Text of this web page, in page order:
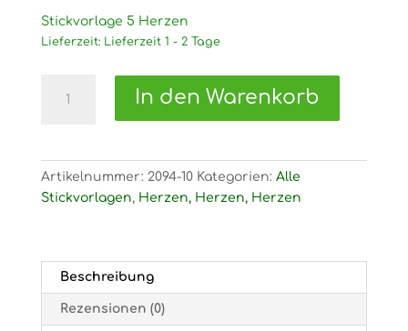
Stickvorlage 5 Herzen
Lieferzeit: Lieferzeit 1 - 2 Tage
Stickvorlage
In den Warenkorb
Artikelnummer: 2094-10 Kategorien: Alle
Stickvorlagen, Herzen, Herzen, Herzen
Beschreibung
Rezensionen (0)